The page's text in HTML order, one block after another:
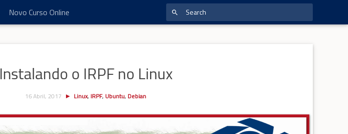
Novo Curso Online
Instalando o IRPF no Linux
16 Abril, 2017 Linux, IRPF, Ubuntu, Debian